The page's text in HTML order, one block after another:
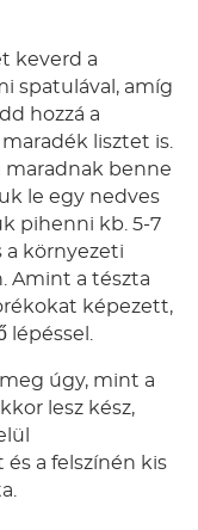
keverd a
spatulával, amíg
hozzá a
lisztet is.
benne
le egy nedves
pihenni kb. 5-7
a környezeti
Amint a tészta
képezett,
úgy, mint a
lesz kész,
a felszínén kis